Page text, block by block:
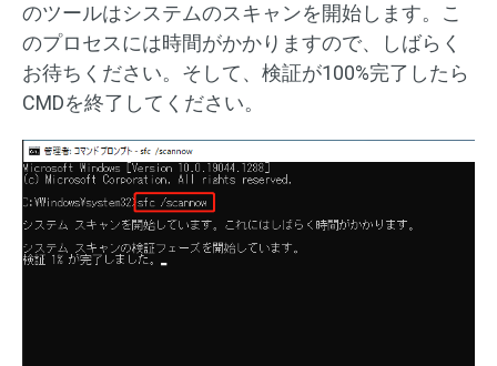
のツールはシステムのスキャンを開始します。こ
のプロセスには時間がかかりますので、しばらく
お待ちください。そして、検証が100%完了したら
CMDを終了してください。